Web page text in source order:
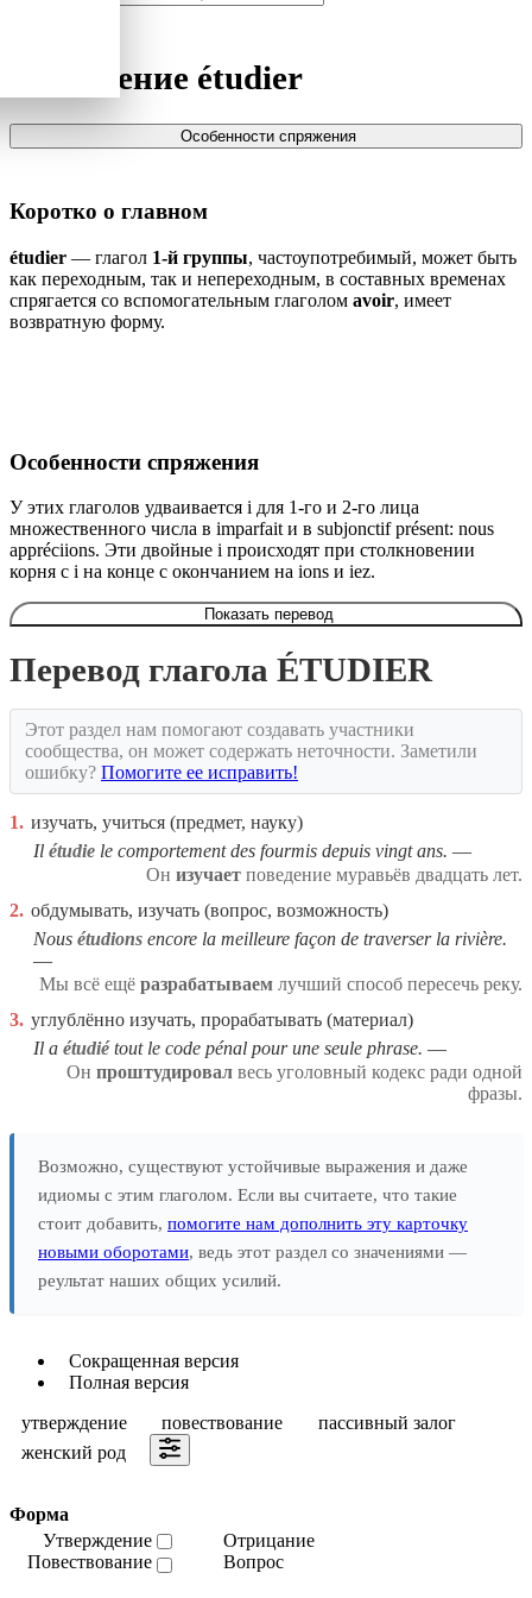
Спряжение étudier
Особенности спряжения
Коротко о главном
étudier — глагол 1-й группы, частоупотребимый, может быть
как переходным, так и непереходным, в составных временах
спрягается со вспомогательным глаголом avoir, имеет
возвратную форму.
Особенности спряжения
У этих глаголов удваивается i для 1-го и 2-го лица
множественного числа в imparfait и в subjonctif présent: nous
appréciions. Эти двойные i происходят при столкновении
корня с i на конце с окончанием на ions и iez.
Показать перевод
Перевод глагола ÉTUDIER
Этот раздел нам помогают создавать участники
сообщества, он может содержать неточности. Заметили
ошибку? Помогите ее исправить!
1. изучать, учиться (предмет, науку)
Il étudie le comportement des fourmis depuis vingt ans.
Он изучает поведение муравьёв двадцать лет.
2. обдумывать, изучать (вопрос, возможность)
Nous étudions encore la meilleure façon de traverser la rivière.
Мы всё ещё разрабатываем лучший способ пересечь реку.
3. углублённо изучать, прорабатывать (материал)
Il a étudiétout le code pénal pour une seule phrase.
Он проштудировал весь уголовный кодекс ради одной
фразы.
Возможно, существуют устойчивые выражения и даже
идиомы с этим глаголом. Если вы считаете, что такие
стоит добавить, помогите нам дополнить эту карточку
новыми оборотами, ведь этот раздел со значениями —
реультат наших общих усилий.
Сокращенная версия
Полная версия
утверждение
повествование
пассивный залог
женский род
Форма
Утверждение
Повествование
Отрицание
Вопрос